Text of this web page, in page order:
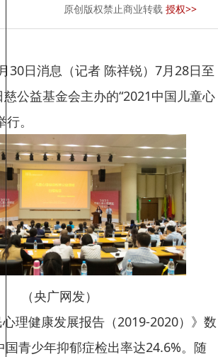
原创版权禁止商业转载 授权>>
日消息（记者 陈祥锐）7月28日至
公益基金会主办的“2021中国儿童心
。
（央广网发）
健康发展报告（2019-2020）》数
国青少年抑郁症检出率达24.6%。随